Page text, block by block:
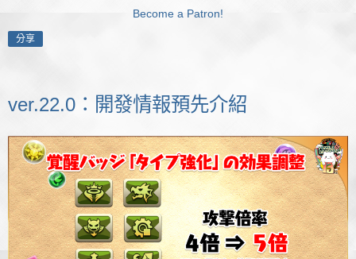
Become a Patron!
分享
ver.22.0：開發情報預先介紹